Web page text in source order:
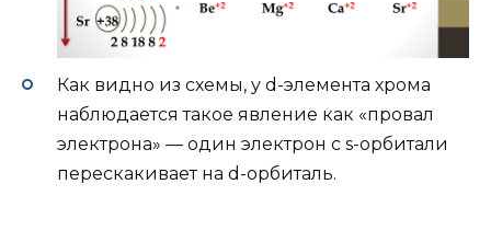
Как видно из схемы, у d-элемента хрома
наблюдается такое явление как «провал
электрона» — один электрон с s-орбитали
перескакивает на d-орбиталь.